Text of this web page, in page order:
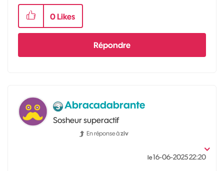
0 Likes
Répondre
Abracadabrante
Sosheur superactif
En réponse àziv
le‎16-06-202522:20